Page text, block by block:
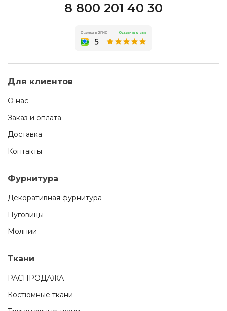
8 800 201 40 30
Для клиентов
О нас
Заказ и оплата
Доставка
Контакты
Фурнитура
Декоративная фурнитура
Пуговицы
Молнии
Ткани
РАСПРОДАЖА
Костюмные ткани